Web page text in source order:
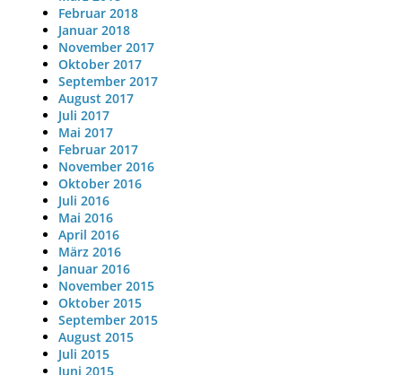
Februar 2018
Januar 2018
November 2017
Oktober 2017
September 2017
August 2017
Juli 2017
Mai 2017
Februar 2017
November 2016
Oktober 2016
Juli 2016
Mai 2016
April 2016
März 2016
Januar 2016
November 2015
Oktober 2015
September 2015
August 2015
Juli 2015
Juni 2015